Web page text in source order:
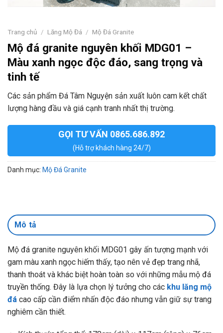
Trang chủ / Lăng Mộ Đá / Mộ Đá Granite
Mộ đá granite nguyên khối MDG01 –
Màu xanh ngọc độc đáo, sang trọng và
tinh tế
Các sản phẩm Đá Tâm Nguyện sản xuất luôn cam kết chất
lượng hàng đầu và giá cạnh tranh nhất thị trường.
GỌI TƯ VẤN 0865.686.892
(Hỗ trợ khách hàng 24/7)
Danh mục: Mộ Đá Granite
Mô tả
Mộ đá granite nguyên khối MDG01 gây ấn tượng mạnh với
gam màu xanh ngọc hiếm thấy, tạo nên vẻ đẹp trang nhã,
thanh thoát và khác biệt hoàn toàn so với những mẫu mộ đá
truyền thống. Đây là lựa chọn lý tưởng cho các khu lăng mộ
đá cao cấp cần điểm nhấn độc đáo nhưng vẫn giữ sự trang
nghiêm cần thiết.